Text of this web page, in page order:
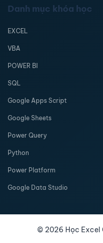
Danh mục khóa học
EXCEL
VBA
POWER BI
SQL
Google Apps Script
Google Sheets
Power Query
Python
Power Platform
Google Data Studio
© 2026 Học Excel